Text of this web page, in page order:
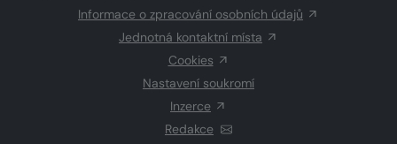
Informace o zpracování osobních údajů
Jednotná kontaktní místa
Cookies
Nastavení soukromí
Inzerce
Redakce